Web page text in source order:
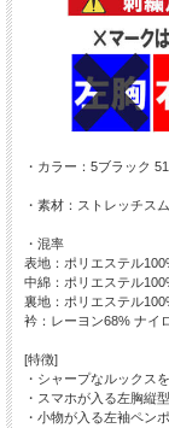
・カラー：5ブラック
・素材：ストレッチス
・混率
表地：ポリエステル
中綿：ポリエステル
裏地：ポリエステル
衿：レーヨン68% ナイ
[特徴]
・シャープなルックス
・スマホが入る左胸縦
・小物が入る左袖ペン